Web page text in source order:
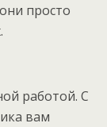
просто
работой. С
вам